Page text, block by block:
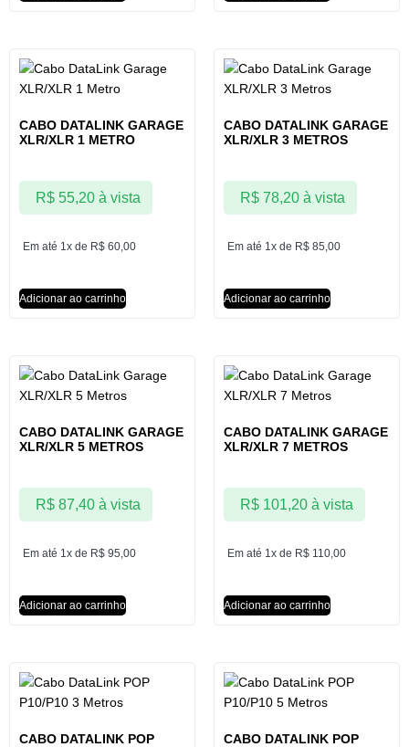
CABO DATALINK GARAGE
XLR/XLR 1 METRO
Em até 1x de R$ 60,00
R$55,20 à vista
Adicionar ao carrinho
CABO DATALINK GARAGE
XLR/XLR 3 METROS
Em até 1x de R$ 85,00
R$78,20 à vista
Adicionar ao carrinho
CABO DATALINK GARAGE
XLR/XLR 5 METROS
Em até 1x de R$ 95,00
R$87,40 à vista
Adicionar ao carrinho
CABO DATALINK GARAGE
XLR/XLR 7 METROS
Em até 1x de R$ 110,00
R$101,20 à vista
Adicionar ao carrinho
CABO DATALINK POP
CABO DATALINK POP